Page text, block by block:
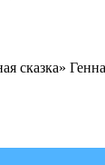
сказка»